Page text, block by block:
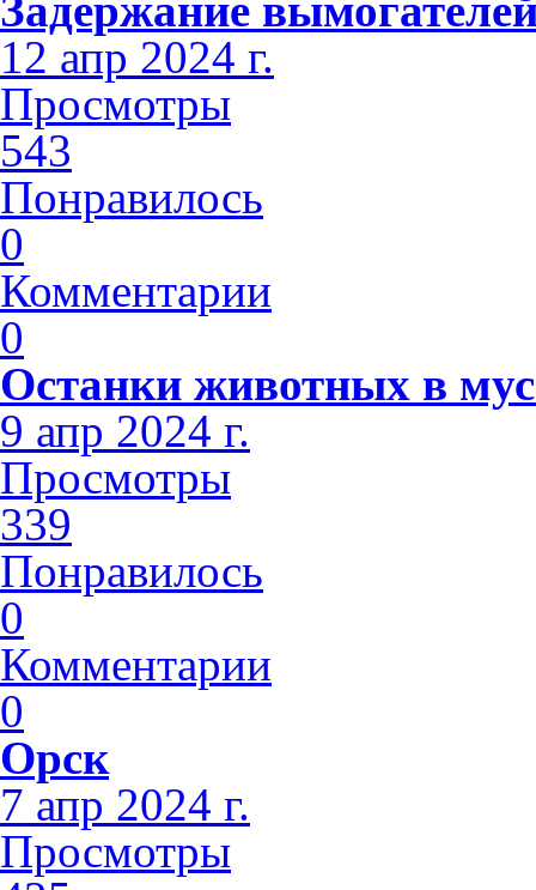
12 апр 2024 г.
Просмотры
543
Понравилось
0
Комментарии
0
Останки животных в
9 апр 2024 г.
Просмотры
339
Понравилось
0
Комментарии
0
Орск
7 апр 2024 г.
Просмотры